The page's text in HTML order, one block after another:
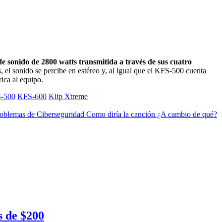
sonido de 2800 watts transmitida a través de sus cuatro
el sonido se percibe en estéreo y, al igual que el KFS-500 cuenta
al equipo.
500 KFS-600 Klip Xtreme
de Ciberseguridad Como diría la canción ¿A cambio de qué?
de $200